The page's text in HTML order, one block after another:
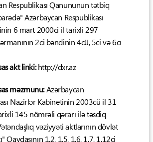
Respublikası Qanununun tətbiq
Azərbaycan Respublikası
6 mart 2000ci il tarixli 297
2ci bəndinin 4cü, 5ci və 6cı
akt linki:http://dxr.az
məzmunu:Azərbaycan
Nazirlər Kabinetinin 2003cü il 31
145 nömrəli qərarı ilə təsdiq
vəziyyəti aktlarının dövlət
Qaydasının 1.2, 1.5, 1.6, 1.7, 1.12ci